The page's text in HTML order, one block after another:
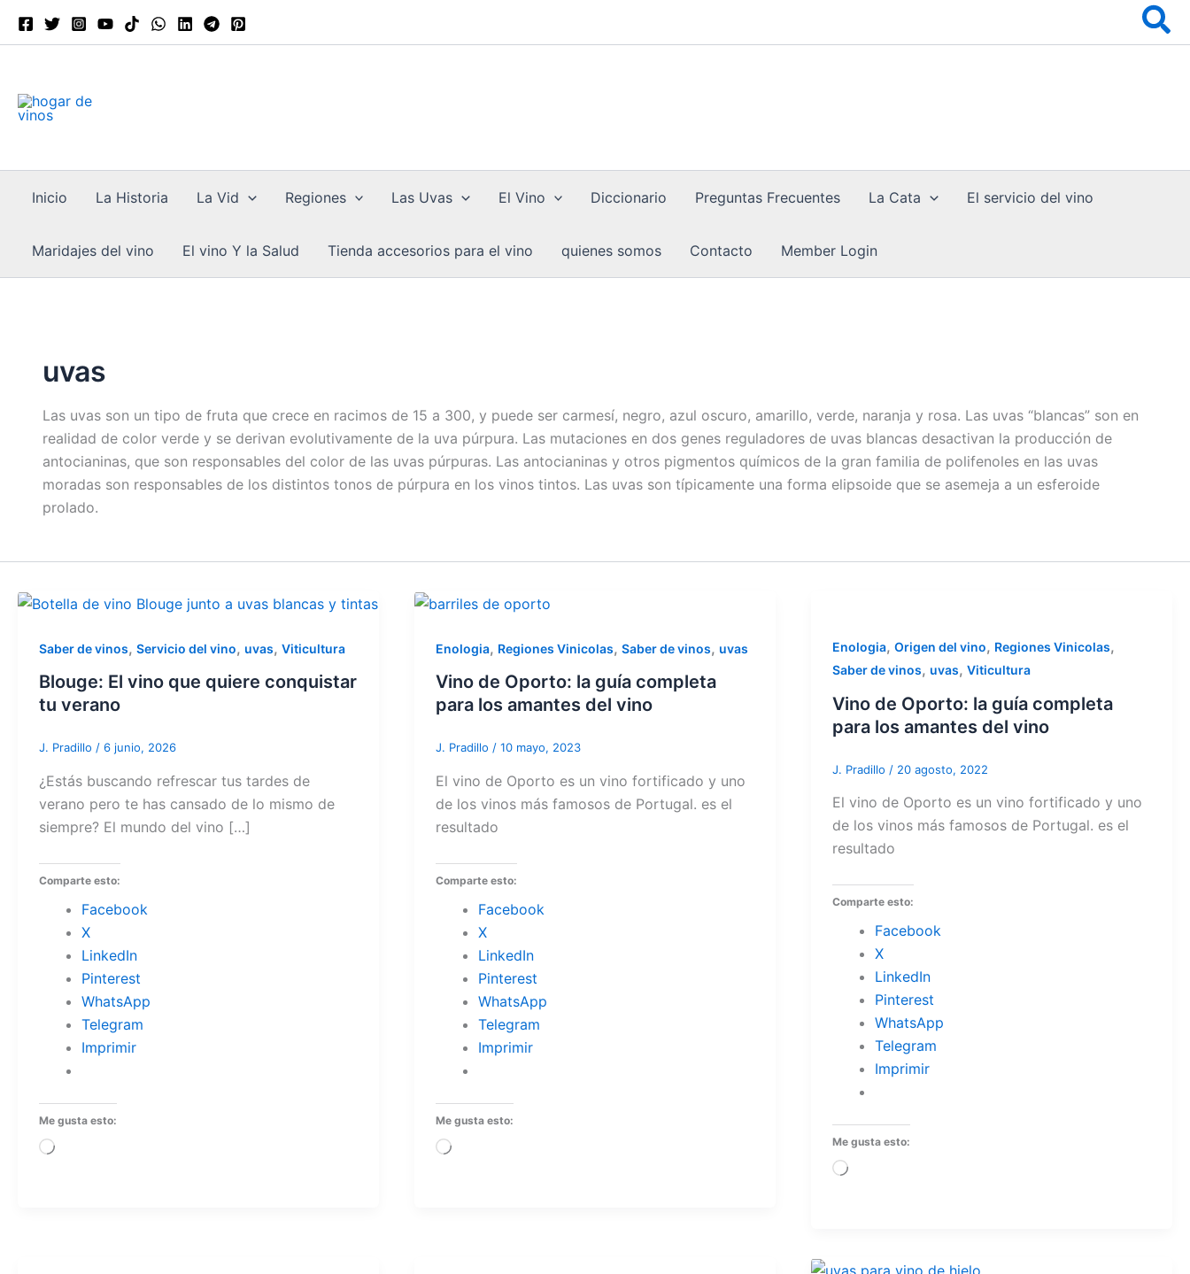
Inicio La Historia La Vid Regiones Las Uvas El Vino Diccionario Preguntas Frecuentes La Cata El servicio del vino
Maridajes del vino El vino Y la Salud Tienda accesorios para el vino quienes somos Contacto Member Login
uvas
Las uvas son un tipo de fruta que crece en racimos de 15 a 300, y puede ser carmesí, negro, azul oscuro, amarillo, verde, naranja y rosa. Las uvas “blancas” son en
realidad de color verde y se derivan evolutivamente de la uva púrpura. Las mutaciones en dos genes reguladores de uvas blancas desactivan la producción de
antocianinas, que son responsables del color de las uvas púrpuras. Las antocianinas y otros pigmentos químicos de la gran familia de polifenoles en las uvas
moradas son responsables de los distintos tonos de púrpura en los vinos tintos. Las uvas son típicamente una forma elipsoide que se asemeja a un esferoide
prolado.
Saber de vinos, Servicio del vino, uvas, Viticultura
Blouge: El vino que quiere conquistar
tu verano
J. Pradillo / 6 junio, 2026
¿Estás buscando refrescar tus tardes de
verano pero te has cansado de lo mismo de
siempre? El mundo del vino […]
Comparte esto:
Facebook
X
LinkedIn
Pinterest
WhatsApp
Telegram
Imprimir
Me gusta esto:
Cargando...
Enologia, Regiones Vinicolas, Saber de vinos, uvas
Vino de Oporto: la guía completa
para los amantes del vino
J. Pradillo / 10 mayo, 2023
El vino de Oporto es un vino fortificado y uno
de los vinos más famosos de Portugal. es el
resultado
Comparte esto:
Facebook
X
LinkedIn
Pinterest
WhatsApp
Telegram
Imprimir
Me gusta esto:
Cargando...
Enologia, Origen del vino, Regiones Vinicolas,
Saber de vinos, uvas, Viticultura
Vino de Oporto: la guía completa
para los amantes del vino
J. Pradillo / 20 agosto, 2022
El vino de Oporto es un vino fortificado y uno
de los vinos más famosos de Portugal. es el
resultado
Comparte esto:
Facebook
X
LinkedIn
Pinterest
WhatsApp
Telegram
Imprimir
Me gusta esto:
Cargando...